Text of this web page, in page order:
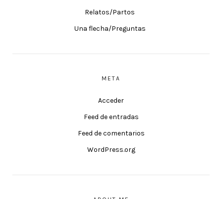
Relatos/Partos
Una flecha/Preguntas
META
Acceder
Feed de entradas
Feed de comentarios
WordPress.org